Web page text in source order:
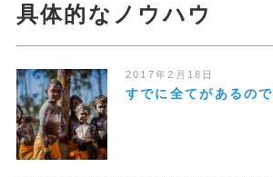
読みもの
具体的なノウハウ
2017年2月18日
すでに全てがあるの